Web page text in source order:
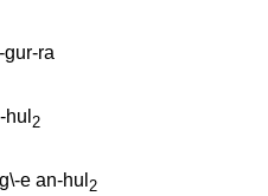
gur-ra
2
e an-hul 2